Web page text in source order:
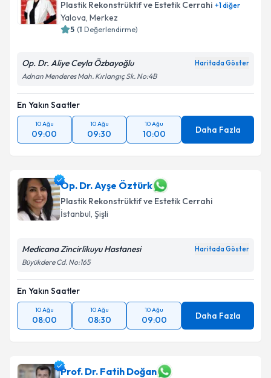
Plastik Rekonstrüktif ve Estetik Cerrahi +1diğer
Yalova, Merkez
5 (1 Değerlendirme)
Op. Dr. Aliye Ceyla Özbayoğlu Haritada Göster
Adnan Menderes Mah. Kırlangıç Sk. No:4B
En Yakın Saatler
10 Ağu
09:00
10 Ağu
09:30
10 Ağu
10:00 Daha Fazla
Op. Dr. Ayşe Öztürk
Plastik Rekonstrüktif ve Estetik Cerrahi
İstanbul, Şişli
Medicana Zincirlikuyu Hastanesi Haritada Göster
Büyükdere Cd. No:165
En Yakın Saatler
10 Ağu
08:00
10 Ağu
08:30
10 Ağu
09:00 Daha Fazla
Prof. Dr. Fatih Doğan